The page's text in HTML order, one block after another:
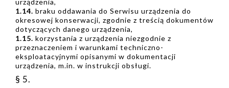
urządzenia,
1.14. braku oddawania do Serwisu urządzenia do
okresowej konserwacji, zgodnie z treścią dokumentów
dotyczących danego urządzenia,
1.15. korzystania z urządzenia niezgodnie z
przeznaczeniem i warunkami techniczno-
eksploatacyjnymi opisanymi w dokumentacji
urządzenia, m.in. w instrukcji obsługi.
§ 5.